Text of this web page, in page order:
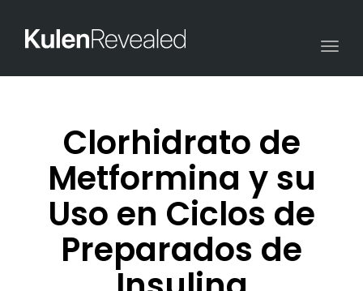
Clorhidrato de
Metformina y su
Uso en Ciclos de
Preparados de